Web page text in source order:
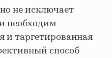
не исключает
необходим
и таргетированная
способ